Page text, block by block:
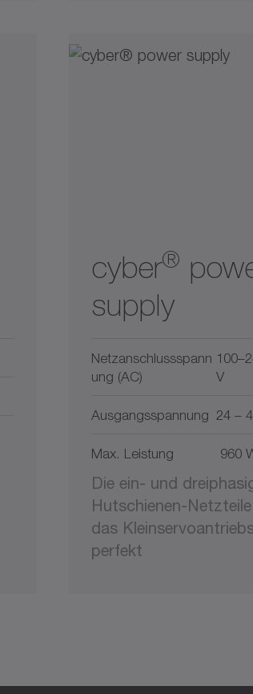
cyber®
supply
Netzanschlussspann
ung (AC)
V
Ausgangsspannung 24 –
Max. Leistung 960
Die ein- und
Hutschienen-
das
perfekt